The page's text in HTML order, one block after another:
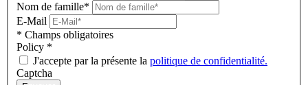
Nom de famille*
E-Mail
* Champs obligatoires
Policy *
J'accepte par la présente la politique de confidentialité.
Captcha